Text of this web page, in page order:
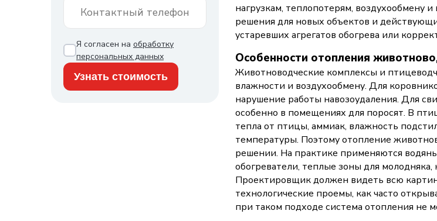
Я согласен на обработку
персональных данных
нагрузкам, теплопотерям,
решения для новых объектов и
устаревших агрегатов обогрева или
Особенности отопления
Животноводческие комплексы и
влажности и воздухообмену. Для
нарушение работы навозоудаления. Для
особенно в помещениях для поросят. В
тепла от птицы, аммиак, влажность
температуры. Поэтому отопление
решении. На практике применяются
обогреватели, теплые зоны для
Проектировщик должен видеть всю
технологические проемы, как часто
при таком подходе система отопления